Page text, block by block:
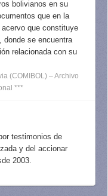
bolivianos en su
que en la
que constituye
donde se encuentra
relacionada con su
(COMIBOL) – Archivo
***
testimonios de
y del accionar
2003.